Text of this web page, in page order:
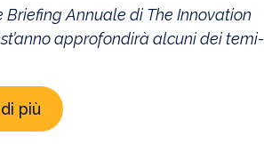
Briefing Annuale di The Innovation
approfondirà alcuni dei temi-
si terrà il 28 Gennaio 2016 dalle ore
19.30 presso il Park Hyatt Hotel in
1 a Milano. Nel corso del Briefing
più